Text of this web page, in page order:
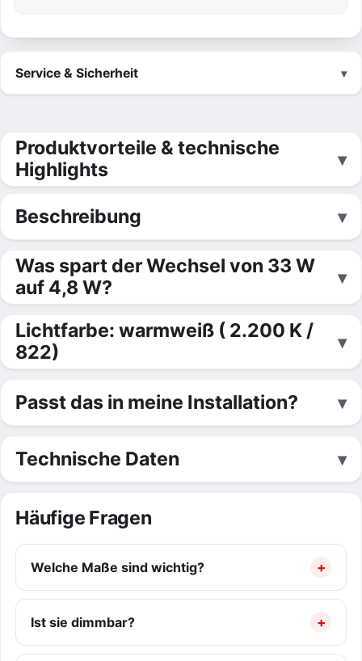
Service & Sicherheit
Produktvorteile & technische
Highlights
Beschreibung
Was spart der Wechsel von 33 W
auf 4,8 W?
Lichtfarbe: warmweiß ( 2.200 K /
822)
Passt das in meine Installation?
Technische Daten
Häufige Fragen
Welche Maße sind wichtig?
Ist sie dimmbar?